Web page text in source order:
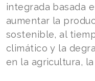
integrada basada
aumentar la
sostenible, al
climático y la
en la agricultura,